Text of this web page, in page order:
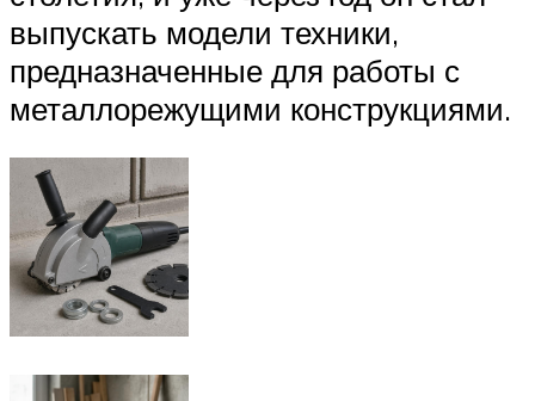
выпускать модели техники,
предназначенные для работы с
металлорежущими конструкциями.